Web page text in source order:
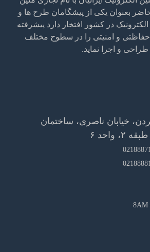
بعنوان یکی از پیشگامان طرح ها و
در کشور افتخار دارد پیشرفته
و امنیتی را در سطوح مختلف
طراحی و اجرا نماید.
خیابان ناصری، ساختمان
8AM